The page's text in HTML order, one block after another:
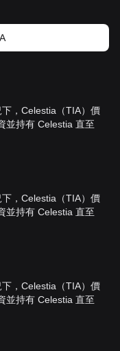
，Celestia（TIA）價
並持有 Celestia 直至
，Celestia（TIA）價
並持有 Celestia 直至
，Celestia（TIA）價
並持有 Celestia 直至